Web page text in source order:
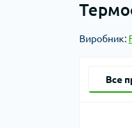
Виробник:
Все